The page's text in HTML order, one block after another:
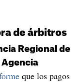
de árbitros
Regional de
Agencia
que los pagos